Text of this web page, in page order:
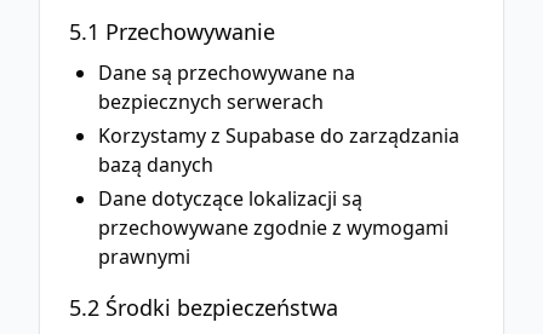
5.1 Przechowywanie
Dane są przechowywane na
bezpiecznych serwerach
Korzystamy z Supabase do zarządzania
bazą danych
Dane dotyczące lokalizacji są
przechowywane zgodnie z wymogami
prawnymi
5.2 Środki bezpieczeństwa